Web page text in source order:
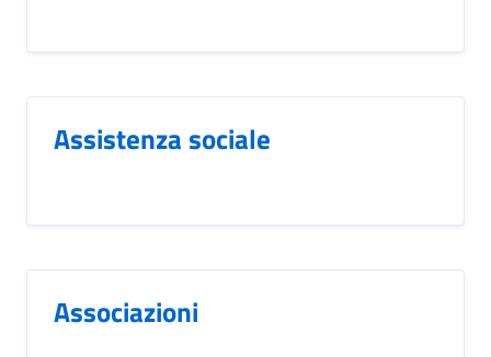
Assistenza sociale
Associazioni